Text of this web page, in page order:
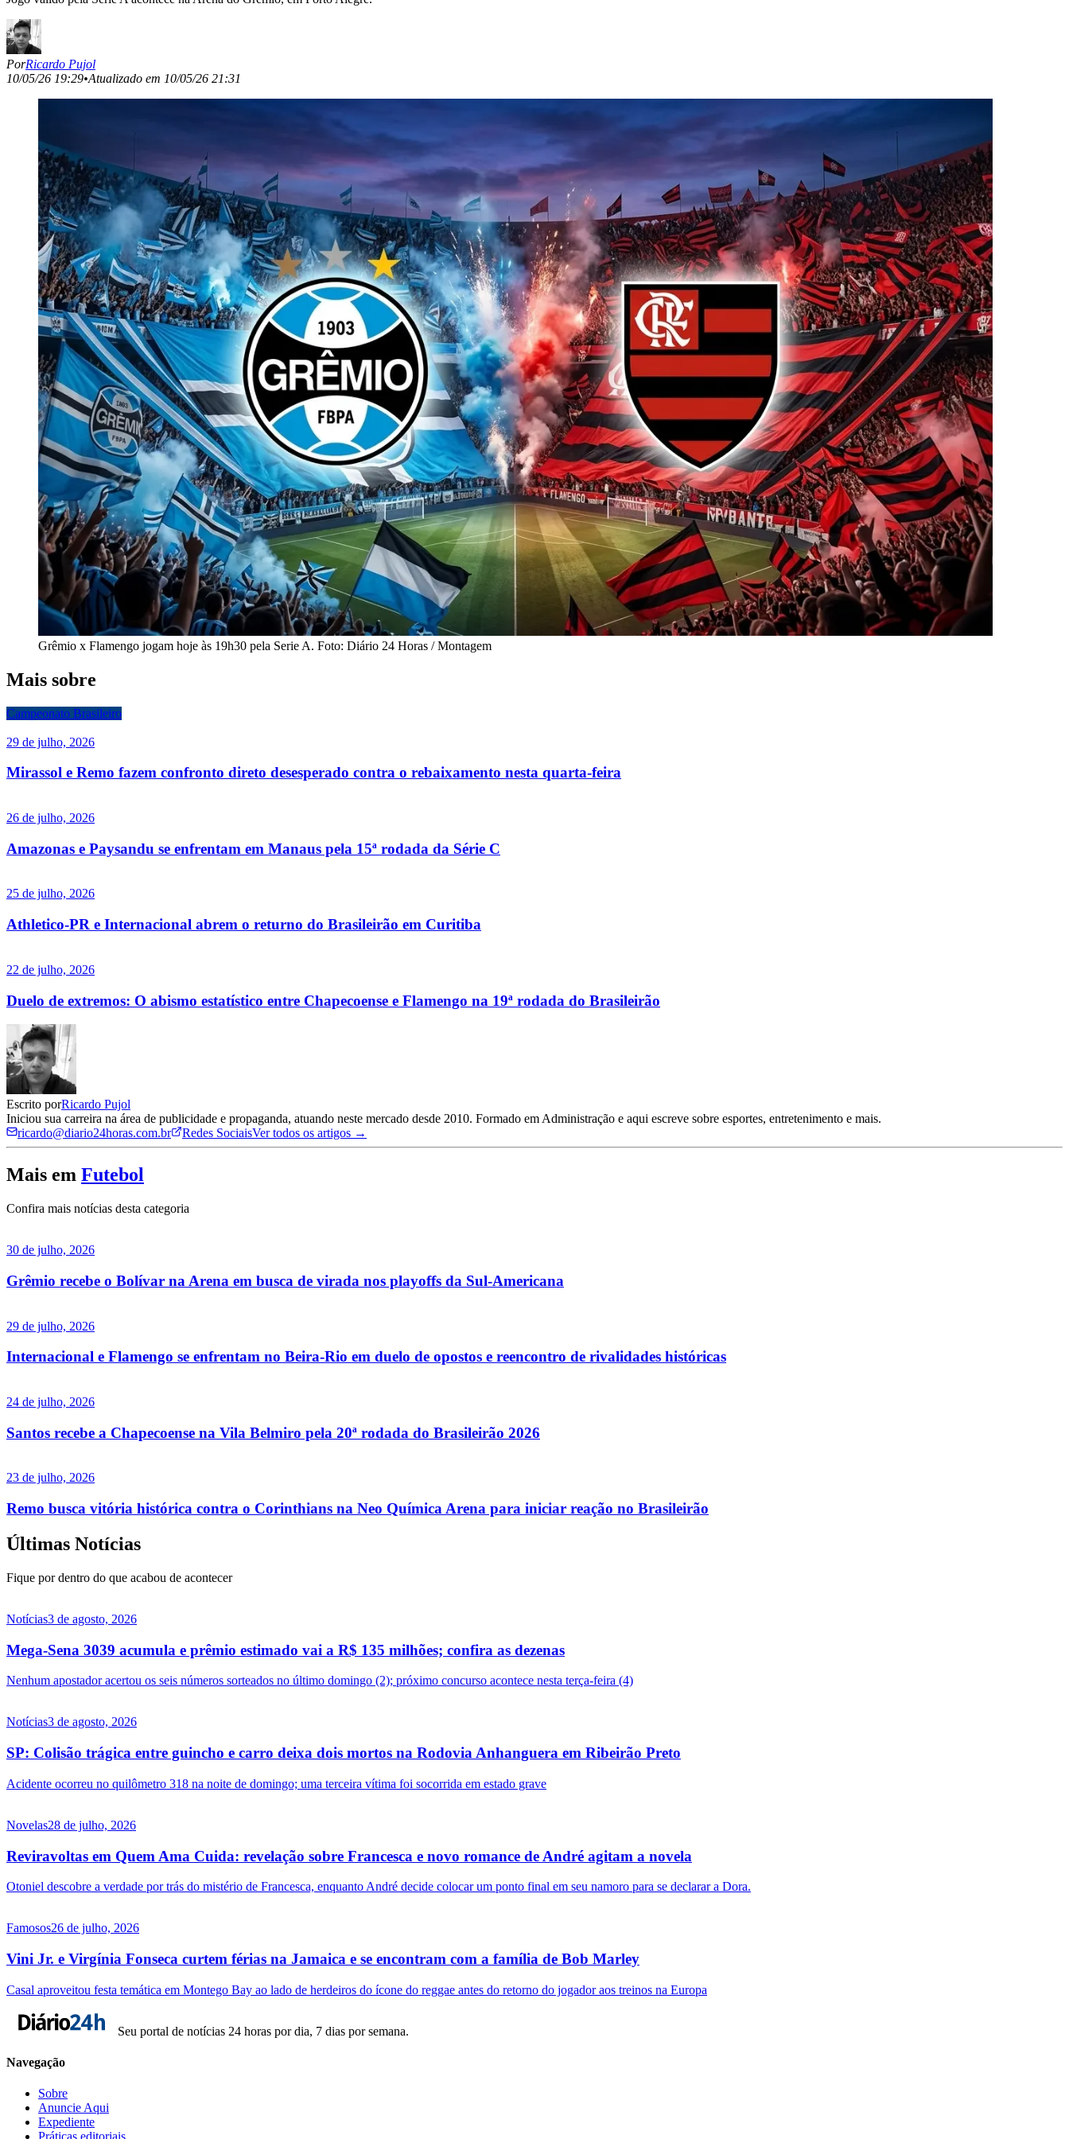
PorRicardo Pujol
10/05/26 19:29•Atualizado em 10/05/26 21:31
Grêmio x Flamengo jogam hoje às 19h30 pela Serie A. Foto: Diário 24 Horas / Montagem
Mais sobre
Campeonato Brasileiro
29 de julho, 2026
Mirassol e Remo fazem confronto direto desesperado contra o rebaixamento nesta quarta-feira
26 de julho, 2026
Amazonas e Paysandu se enfrentam em Manaus pela 15ª rodada da Série C
25 de julho, 2026
Athletico-PR e Internacional abrem o returno do Brasileirão em Curitiba
22 de julho, 2026
Duelo de extremos: O abismo estatístico entre Chapecoense e Flamengo na 19ª rodada do Brasileirão
Escrito porRicardo Pujol
Iniciou sua carreira na área de publicidade e propaganda, atuando neste mercado desde 2010. Formado em Administração e aqui escreve sobre esportes, entretenimento e mais.
ricardo@diario24horas.com.br
Redes SociaisVer todos os artigos →
Mais em Futebol
Confira mais notícias desta categoria
30 de julho, 2026
Grêmio recebe o Bolívar na Arena em busca de virada nos playoffs da Sul-Americana
29 de julho, 2026
Internacional e Flamengo se enfrentam no Beira-Rio em duelo de opostos e reencontro de rivalidades históricas
24 de julho, 2026
Santos recebe a Chapecoense na Vila Belmiro pela 20ª rodada do Brasileirão 2026
23 de julho, 2026
Remo busca vitória histórica contra o Corinthians na Neo Química Arena para iniciar reação no Brasileirão
Últimas Notícias
Fique por dentro do que acabou de acontecer
Notícias3 de agosto, 2026
Mega-Sena 3039 acumula e prêmio estimado vai a R$ 135 milhões; confira as dezenas
Nenhum apostador acertou os seis números sorteados no último domingo (2); próximo concurso acontece nesta terça-feira (4)
Notícias3 de agosto, 2026
SP: Colisão trágica entre guincho e carro deixa dois mortos na Rodovia Anhanguera em Ribeirão Preto
Acidente ocorreu no quilômetro 318 na noite de domingo; uma terceira vítima foi socorrida em estado grave
Novelas28 de julho, 2026
Reviravoltas em Quem Ama Cuida: revelação sobre Francesca e novo romance de André agitam a novela
Otoniel descobre a verdade por trás do mistério de Francesca, enquanto André decide colocar um ponto final em seu namoro para se declarar a Dora.
Famosos26 de julho, 2026
Vini Jr. e Virgínia Fonseca curtem férias na Jamaica e se encontram com a família de Bob Marley
Casal aproveitou festa temática em Montego Bay ao lado de herdeiros do ícone do reggae antes do retorno do jogador aos treinos na Europa
Seu portal de notícias 24 horas por dia, 7 dias por semana.
Navegação
Sobre
Anuncie Aqui
Expediente